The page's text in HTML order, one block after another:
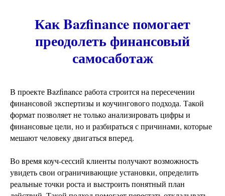
Как Bazfinance помогает
преодолеть финансовый
самосаботаж
В проекте Bazfinance работа строится на пересечении
финансовой экспертизы и коучингового подхода. Такой
формат позволяет не только анализировать цифры и
финансовые цели, но и разбираться с причинами, которые
мешают человеку двигаться вперед.
Во время коуч-сессий клиенты получают возможность
увидеть свои ограничивающие установки, определить
реальные точки роста и выстроить понятный план